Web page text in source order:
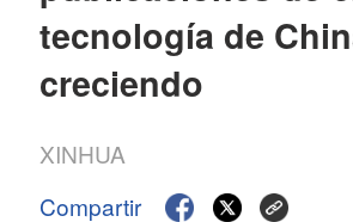
tecnología de
creciendo
XINHUA
Compartir